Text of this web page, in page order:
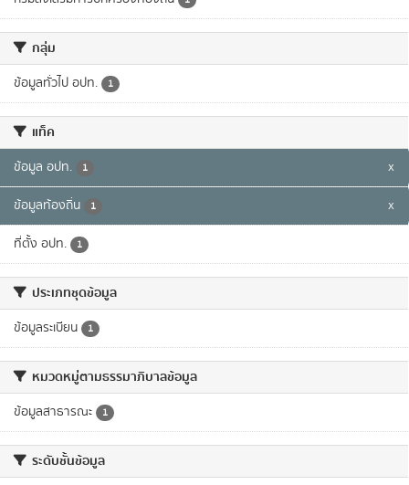
กลุ่ม
ข้อมูลทั่วไป อปท. 1
แท็ค
ข้อมูล อปท. 1 x
ข้อมูลท้องถิ่น 1 x
ที่ตั้ง อปท. 1
ประเภทชุดข้อมูล
ข้อมูลระเบียน 1
หมวดหมู่ตามธรรมาภิบาลข้อมูล
ข้อมูลสาธารณะ 1
ระดับชั้นข้อมูล